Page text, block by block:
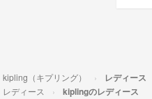
kipling（キプリング） レディース
レディース kiplingのレディース